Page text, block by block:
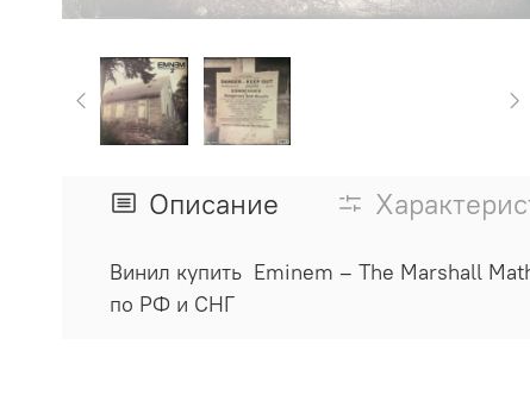
Описание
Винил купить Eminem ‎– The Marshall
по РФ и СНГ